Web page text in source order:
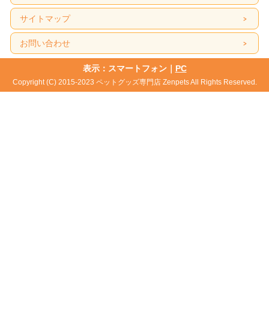
サイトマップ
お問い合わせ
表示：スマートフォン｜ PC
Copyright (C) 2015-2023 ペットグッズ専門店 Zenpets All Rights Reserved.